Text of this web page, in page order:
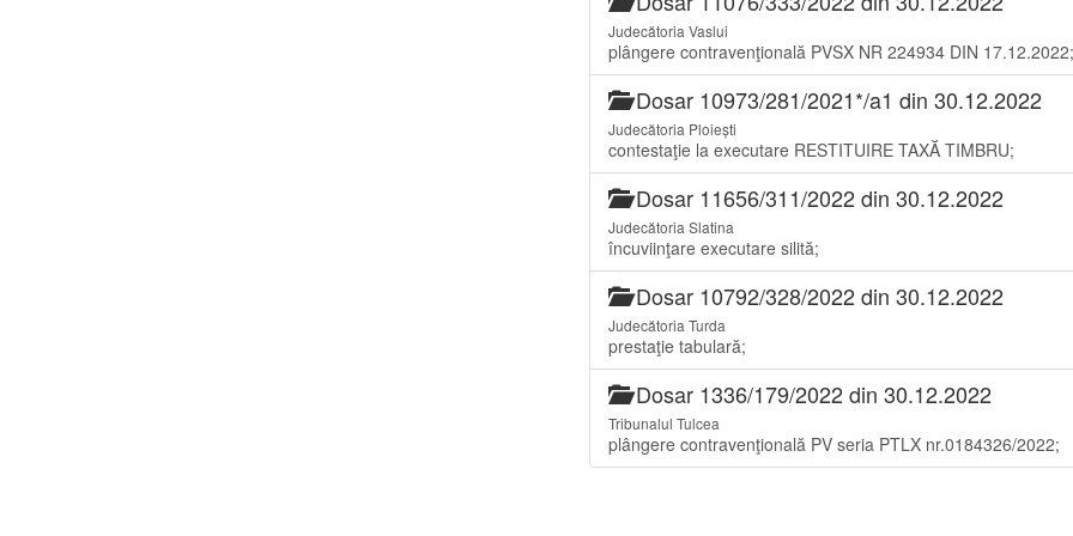
Judecătoria Vaslui
plângere contravenţională PVSX NR 224934 DIN 17.12.2022;
Dosar 10973/281/2021*/a1 din 30.12.2022
Judecătoria Ploiești
contestaţie la executare RESTITUIRE TAXĂ TIMBRU;
Dosar 11656/311/2022 din 30.12.2022
Judecătoria Slatina
încuviinţare executare silită;
Dosar 10792/328/2022 din 30.12.2022
Judecătoria Turda
prestaţie tabulară;
Dosar 1336/179/2022 din 30.12.2022
Tribunalul Tulcea
plângere contravenţională PV seria PTLX nr.0184326/2022;